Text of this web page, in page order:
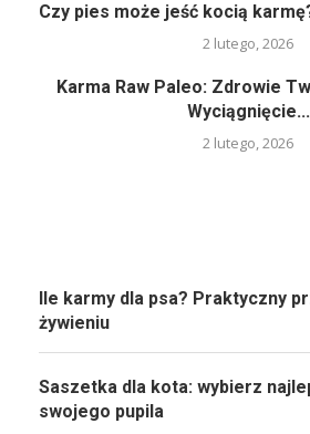
Czy pies może jeść kocią
2 lutego, 2026
Karma Raw Paleo: Zdrowie
Wyciągnięcie...
2 lutego, 2026
Ile karmy dla psa? Praktyczny
żywieniu
Saszetka dla kota: wybierz
swojego pupila